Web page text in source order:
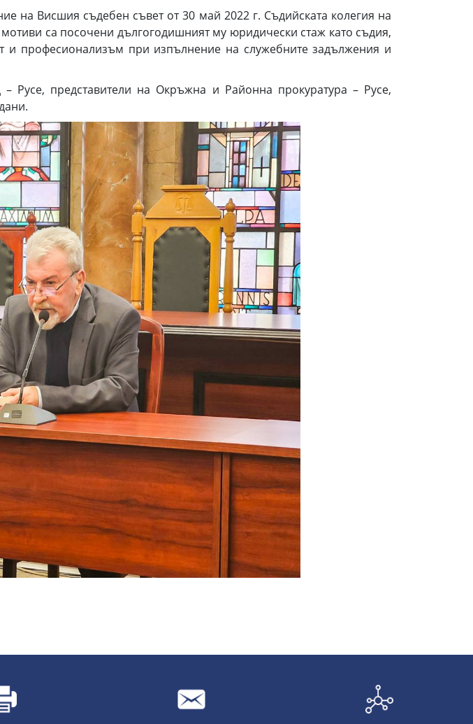
на Висшия съдебен съвет от 30 май 2022 г. Съдийската колегия на
са посочени дългогодишният му юридически стаж като съдия,
и професионализъм при изпълнение на служебните задължения и
Русе, представители на Окръжна и Районна прокуратура – Русе,